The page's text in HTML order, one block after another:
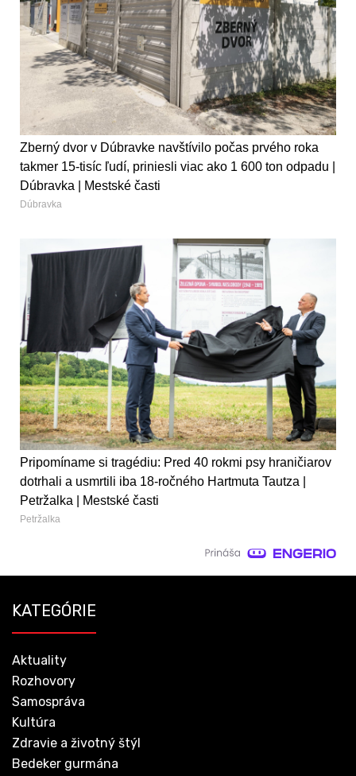
Zberný dvor v Dúbravke navštívilo počas prvého roka
takmer 15-tisíc ľudí, priniesli viac ako 1 600 ton odpadu |
Dúbravka | Mestské časti
Dúbravka
Pripomíname si tragédiu: Pred 40 rokmi psy hraničiarov
dotrhali a usmrtili iba 18-ročného Hartmuta Tautza |
Petržalka | Mestské časti
Petržalka
KATEGÓRIE
Aktuality
Rozhovory
Samospráva
Kultúra
Zdravie a životný štýl
Bedeker gurmána